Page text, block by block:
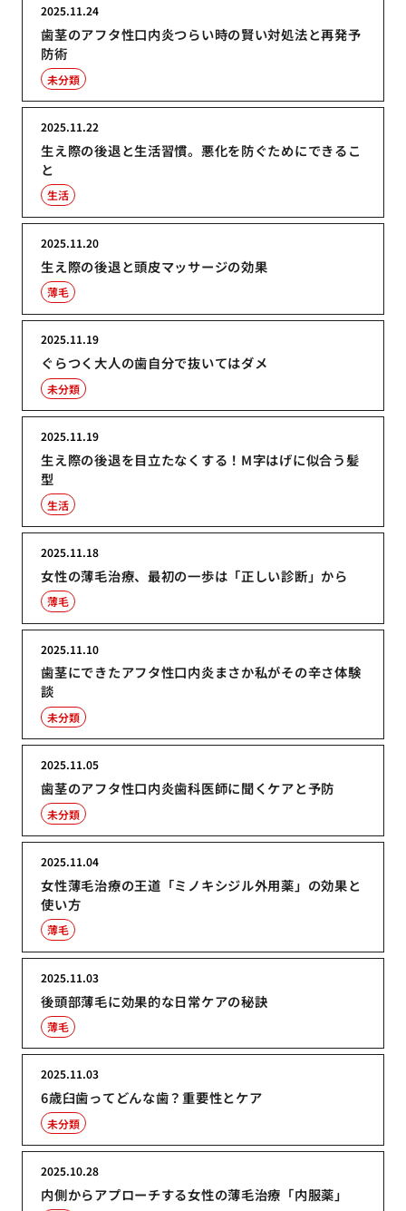
歯茎のアフタ性口内炎つらい時の賢い対処法と再発予
防術
2025.11.24
未分類
生え際の後退と生活習慣。悪化を防ぐためにできるこ
と
2025.11.22
生活
生え際の後退と頭皮マッサージの効果
2025.11.20
薄毛
ぐらつく大人の歯自分で抜いてはダメ
2025.11.19
未分類
生え際の後退を目立たなくする！M字はげに似合う髪
型
2025.11.19
生活
女性の薄毛治療、最初の一歩は「正しい診断」から
2025.11.18
薄毛
歯茎にできたアフタ性口内炎まさか私がその辛さ体験
談
2025.11.10
未分類
歯茎のアフタ性口内炎歯科医師に聞くケアと予防
2025.11.05
未分類
女性薄毛治療の王道「ミノキシジル外用薬」の効果と
使い方
2025.11.04
薄毛
後頭部薄毛に効果的な日常ケアの秘訣
2025.11.03
薄毛
6歳臼歯ってどんな歯？重要性とケア
2025.11.03
未分類
内側からアプローチする女性の薄毛治療「内服薬」
2025.10.28